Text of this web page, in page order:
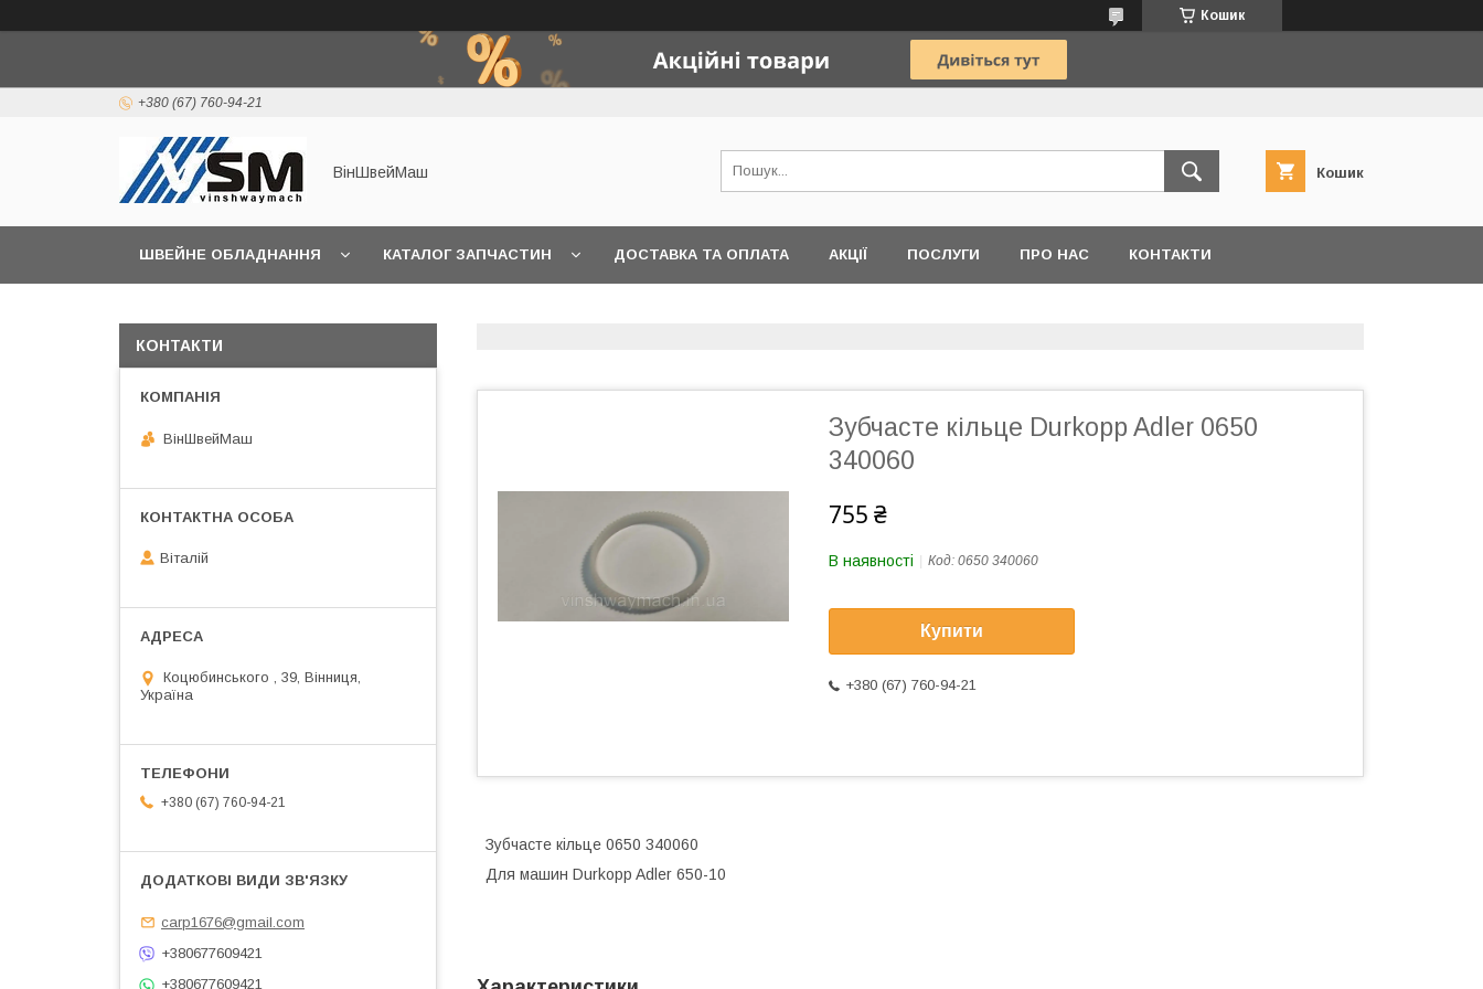
Кошик
+380 (67) 760-94-21
ВінШвейМаш Кошик
ШВЕЙНЕ ОБЛАДНАННЯ КАТАЛОГ ЗАПЧАСТИН ДОСТАВКА ТА ОПЛАТА АКЦІЇ ПОСЛУГИ ПРО НАС КОНТАКТИ
Зубчасте кільце Durkopp Adler 0650
340060
755 ₴
В наявності Код: 0650 340060
Купити
+380 (67) 760-94-21
Зубчасте кільце 0650 340060
Для машин Durkopp Adler 650-10
КОНТАКТИ
ВінШвейМаш
Віталій
Коцюбинського , 39, Вінниця,
Україна
+380 (67) 760-94-21
carp1676@gmail.com
+380677609421
+380677609421